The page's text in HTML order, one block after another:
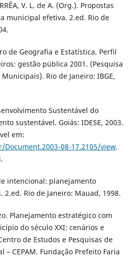
V. L. de A. (Org.). Propostas
municipal efetiva. 2.ed. Rio de
de Geografia e Estatística. Perfil
gestão pública 2001. (Pesquisa
Rio de Janeiro: IBGE,
Sustentável do
sustentável. Goiás: IDESE, 2003.
em:
08-17.2105/view.
intencional: planejamento
Rio de Janeiro: Mauad, 1998.
Planejamento estratégico com
do século XXI: cenários e
de Estudos e Pesquisas de
CEPAM. Fundação Prefeito Faria